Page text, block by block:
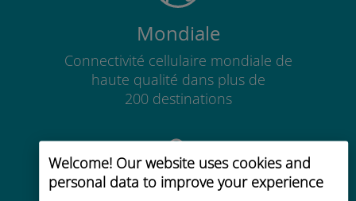
Welcome! Our website uses cookies and
personal data to improve your experience
Mondiale
Connectivité cellulaire mondiale de
haute qualité dans plus de
200 destinations